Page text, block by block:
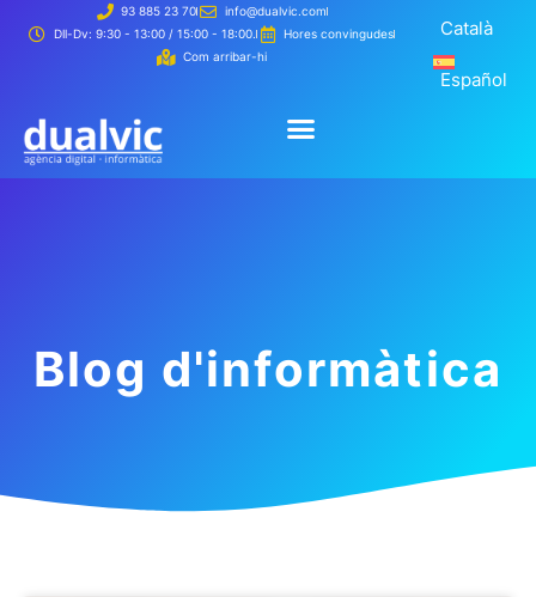
93 885 23 70
info@dualvic.com
Dll-Dv: 9:30 - 13:00 / 15:00 - 18:00.
Hores convingudes
Com arribar-hi
Català
Español
Català
Blog d'informàtica